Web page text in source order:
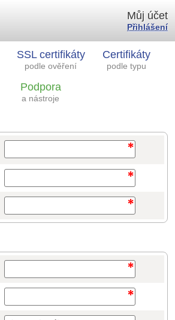
SSL certifikáty
podle ověření
Certifikáty
podle typu
Podpora
a nástroje
Můj účet
Přihlášení